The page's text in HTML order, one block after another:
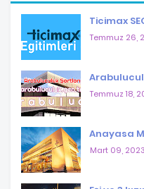
Ticimax
Temmuz 26,
Temmuz 18,
Anayasa
Mart 09, 2023